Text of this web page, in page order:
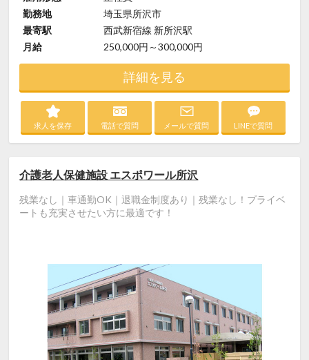
勤務地
埼玉県所沢市
最寄駅
西武新宿線 新所沢駅
月給
250,000円～300,000円
詳細を見る
求人を保存 電話で質問 メールで質問 LINEで質問
介護老人保健施設 エスポワール所沢
残業なし｜車通勤OK｜退職金制度あり｜残業なし！プライベ
ートも充実させたい方に最適です！